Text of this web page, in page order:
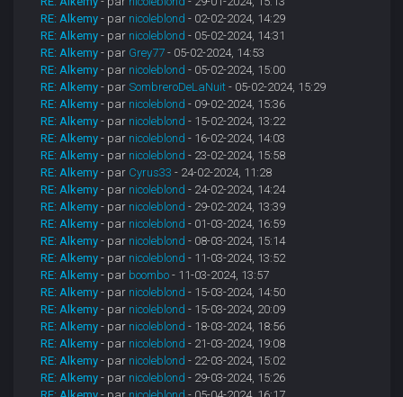
RE: Alkemy - par nicoleblond - 02-02-2024, 14:29
RE: Alkemy - par nicoleblond - 05-02-2024, 14:31
RE: Alkemy - par Grey77 - 05-02-2024, 14:53
RE: Alkemy - par nicoleblond - 05-02-2024, 15:00
RE: Alkemy - parSombreroDeLaNuit - 05-02-2024, 15:29
RE: Alkemy - par nicoleblond - 09-02-2024, 15:36
RE: Alkemy - par nicoleblond - 15-02-2024, 13:22
RE: Alkemy - par nicoleblond - 16-02-2024, 14:03
RE: Alkemy - par nicoleblond - 23-02-2024, 15:58
RE: Alkemy - par Cyrus33 - 24-02-2024, 11:28
RE: Alkemy - par nicoleblond - 24-02-2024, 14:24
RE: Alkemy - par nicoleblond - 29-02-2024, 13:39
RE: Alkemy - par nicoleblond - 01-03-2024, 16:59
RE: Alkemy - par nicoleblond - 08-03-2024, 15:14
RE: Alkemy - par nicoleblond - 11-03-2024, 13:52
RE: Alkemy - par boombo - 11-03-2024, 13:57
RE: Alkemy - par nicoleblond - 15-03-2024, 14:50
RE: Alkemy - par nicoleblond - 15-03-2024, 20:09
RE: Alkemy - par nicoleblond - 18-03-2024, 18:56
RE: Alkemy - par nicoleblond - 21-03-2024, 19:08
RE: Alkemy - par nicoleblond - 22-03-2024, 15:02
RE: Alkemy - par nicoleblond - 29-03-2024, 15:26